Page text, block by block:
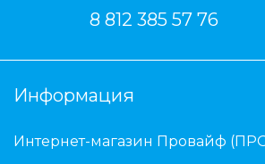
8 812 385 57 76
Информация
Интернет-магазин Провайф